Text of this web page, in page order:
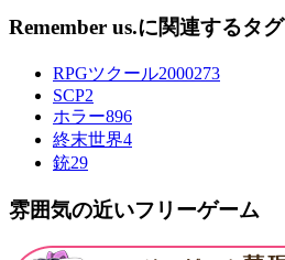
Remember us.に関連するタグ
RPGツクール2000273
SCP2
ホラー896
終末世界4
銃29
雰囲気の近いフリーゲーム